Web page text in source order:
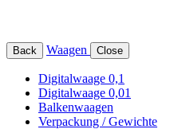
Back Waagen Close
Digitalwaage 0,1
Digitalwaage 0,01
Balkenwaagen
Verpackung / Gewichte